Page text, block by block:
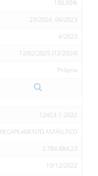
100,00%
23/2024, 66/2023
4/2023
12/02/2025 (12/2024)
Próprio
12453-1-2022
RECAPEAMENTO ASFÁSLTICO
3.786.884,23
10/12/2022